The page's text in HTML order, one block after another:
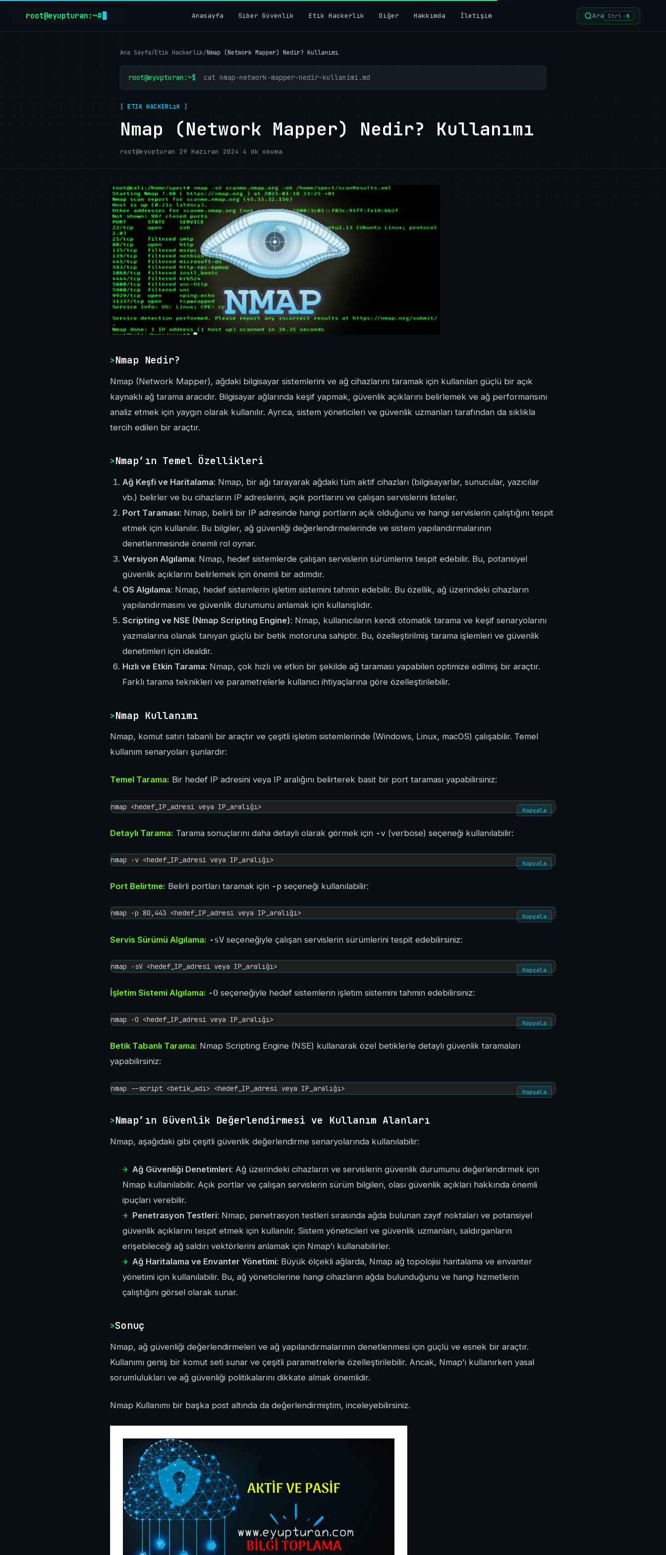
root@eyupturan:~# Anasayfa Siber Güvenlik Etik Hackerlık Diğer Hakkımda İletişim Ara Ctrl +K
Ana Sayfa/Etik Hackerlık/Nmap (Network Mapper) Nedir? Kullanımı
root@eyupturan:~$ cat nmap-network-mapper-nedir-kullanimi.md
[ ETIK HACKERLıK ]
Nmap (Network Mapper) Nedir? Kullanımı
root@eyupturan 29 Haziran 2024 4 dk okuma
Nmap Nedir?
Nmap (Network Mapper), ağdaki bilgisayar sistemlerini ve ağ cihazlarını taramak için kullanılan güçlü bir açık
kaynaklı ağ tarama aracıdır. Bilgisayar ağlarında keşif yapmak, güvenlik açıklarını belirlemek ve ağ performansını
analiz etmek için yaygın olarak kullanılır. Ayrıca, sistem yöneticileri ve güvenlik uzmanları tarafından da sıklıkla
tercih edilen bir araçtır.
Nmap’ın Temel Özellikleri
Ağ Keşfi ve Haritalama: Nmap, bir ağı tarayarak ağdaki tüm aktif cihazları (bilgisayarlar, sunucular, yazıcılar
vb.) belirler ve bu cihazların IP adreslerini, açık portlarını ve çalışan servislerini listeler.
Port Taraması: Nmap, belirli bir IP adresinde hangi portların açık olduğunu ve hangi servislerin çalıştığını tespit
etmek için kullanılır. Bu bilgiler, ağ güvenliği değerlendirmelerinde ve sistem yapılandırmalarının
denetlenmesinde önemli rol oynar.
Versiyon Algılama: Nmap, hedef sistemlerde çalışan servislerin sürümlerini tespit edebilir. Bu, potansiyel
güvenlik açıklarını belirlemek için önemli bir adımdır.
OS Algılama: Nmap, hedef sistemlerin işletim sistemini tahmin edebilir. Bu özellik, ağ üzerindeki cihazların
yapılandırmasını ve güvenlik durumunu anlamak için kullanışlıdır.
Scripting ve NSE (Nmap Scripting Engine): Nmap, kullanıcıların kendi otomatik tarama ve keşif senaryolarını
yazmalarına olanak tanıyan güçlü bir betik motoruna sahiptir. Bu, özelleştirilmiş tarama işlemleri ve güvenlik
denetimleri için idealdir.
Hızlı ve Etkin Tarama: Nmap, çok hızlı ve etkin bir şekilde ağ taraması yapabilen optimize edilmiş bir araçtır.
Farklı tarama teknikleri ve parametrelerle kullanıcı ihtiyaçlarına göre özelleştirilebilir.
Nmap Kullanımı
Nmap, komut satırı tabanlı bir araçtır ve çeşitli işletim sistemlerinde (Windows, Linux, macOS) çalışabilir. Temel
kullanım senaryoları şunlardır:
Temel Tarama: Bir hedef IP adresini veya IP aralığını belirterek basit bir port taraması yapabilirsiniz:
nmap <hedef_IP_adresi veya IP_aralığı> Kopyala
Detaylı Tarama: Tarama sonuçlarını daha detaylı olarak görmek için -v (verbose) seçeneği kullanılabilir:
nmap -v <hedef_IP_adresi veya IP_aralığı> Kopyala
Port Belirtme: Belirli portları taramak için -p seçeneği kullanılabilir:
nmap -p 80,443 <hedef_IP_adresi veya IP_aralığı> Kopyala
Servis Sürümü Algılama: -sV seçeneğiyle çalışan servislerin sürümlerini tespit edebilirsiniz:
nmap -sV <hedef_IP_adresi veya IP_aralığı> Kopyala
İşletim Sistemi Algılama: -O seçeneğiyle hedef sistemlerin işletim sistemini tahmin edebilirsiniz:
nmap -O <hedef_IP_adresi veya IP_aralığı> Kopyala
Betik Tabanlı Tarama: Nmap Scripting Engine (NSE) kullanarak özel betiklerle detaylı güvenlik taramaları
yapabilirsiniz:
nmap --script <betik_adı> <hedef_IP_adresi veya IP_aralığı> Kopyala
Nmap’ın Güvenlik Değerlendirmesi ve Kullanım Alanları
Nmap, aşağıdaki gibi çeşitli güvenlik değerlendirme senaryolarında kullanılabilir:
Ağ Güvenliği Denetimleri: Ağ üzerindeki cihazların ve servislerin güvenlik durumunu değerlendirmek için
Nmap kullanılabilir. Açık portlar ve çalışan servislerin sürüm bilgileri, olası güvenlik açıkları hakkında önemli
ipuçları verebilir.
Penetrasyon Testleri: Nmap, penetrasyon testleri sırasında ağda bulunan zayıf noktaları ve potansiyel
güvenlik açıklarını tespit etmek için kullanılır. Sistem yöneticileri ve güvenlik uzmanları, saldırganların
erişebileceği ağ saldırı vektörlerini anlamak için Nmap’ı kullanabilirler.
Ağ Haritalama ve Envanter Yönetimi: Büyük ölçekli ağlarda, Nmap ağ topolojisi haritalama ve envanter
yönetimi için kullanılabilir. Bu, ağ yöneticilerine hangi cihazların ağda bulunduğunu ve hangi hizmetlerin
çalıştığını görsel olarak sunar.
Sonuç
Nmap, ağ güvenliği değerlendirmeleri ve ağ yapılandırmalarının denetlenmesi için güçlü ve esnek bir araçtır.
Kullanımı geniş bir komut seti sunar ve çeşitli parametrelerle özelleştirilebilir. Ancak, Nmap’ı kullanırken yasal
sorumlulukları ve ağ güvenliği politikalarını dikkate almak önemlidir.
Nmap Kullanımı bir başka post altında da değerlendirmiştim, inceleyebilirsiniz.